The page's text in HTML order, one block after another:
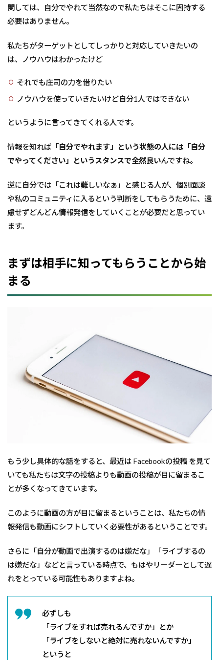
関しては、自分でやれて当然なので私たちはそこに固持する
必要はありません。
私たちがターゲットとしてしっかりと対応していきたいの
は、ノウハウはわかったけど
それでも庄司の力を借りたい
ノウハウを使っていきたいけど自分1人ではできない
というように言ってきてくれる人です。
情報を知れば 「自分でやれます」という状態の人には「自分
でやってください」というスタンスで全然良いんですね。
逆に自分では「これは難しいなぁ」と感じる人が、個別面談
や私のコミュニティに入るという判断をしてもらうために、遠
慮せずどんどん情報発信をしていくことが必要だと思ってい
ます。
まずは相手に知ってもらうことから始
まる
もう少し具体的な話をすると、最近は Facebookの投稿 を見て
いても私たちは文字の投稿よりも動画の投稿が目に留まるこ
とが多くなってきています。
このように動画の方が目に留まるということは、私たちの情
報発信も動画にシフトしていく必要性があるということです。
さらに「自分が動画で出演するのは嫌だな」「ライブするの
は嫌だな」などと言っている時点で、もはやリーダーとして遅
れをとっている可能性もありますよね。
必ずしも
「ライブをすれば売れるんですか」とか
「ライブをしないと絶対に売れないんですか」
というと